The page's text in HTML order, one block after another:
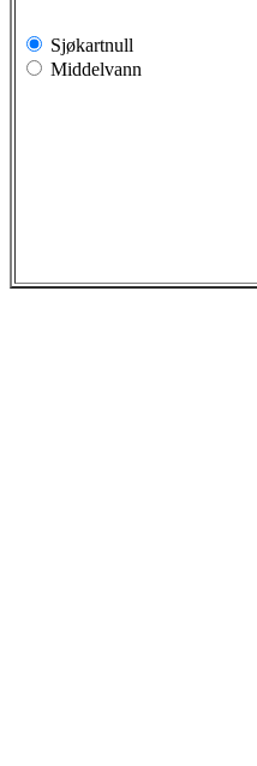
Sjøkartnull
Middelvann